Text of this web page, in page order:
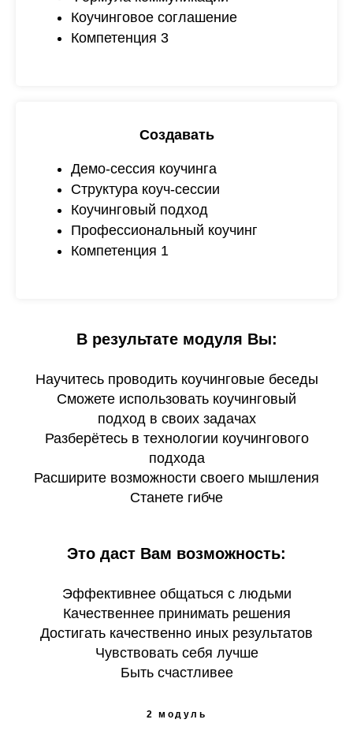
Коучинговое соглашение
Компетенция 3
Создавать
Демо-сессия коучинга
Структура коуч-сессии
Коучинговый подход
Профессиональный коучинг
Компетенция 1
В результате модуля Вы:
Научитесь проводить коучинговые беседы
Сможете использовать коучинговый
подход в своих задачах
Разберётесь в технологии коучингового
подхода
Расширите возможности своего мышления
Станете гибче
Это даст Вам возможность:
Эффективнее общаться с людьми
Качественнее принимать решения
Достигать качественно иных результатов
Чувствовать себя лучше
Быть счастливее
2 модуль